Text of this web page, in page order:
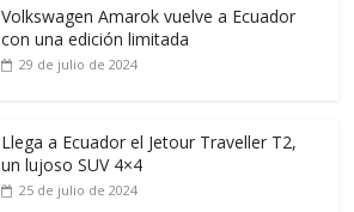
Volkswagen Amarok vuelve a Ecuador
con una edición limitada
29 de julio de 2024
Llega a Ecuador el Jetour Traveller T2,
un lujoso SUV 4×4
25 de julio de 2024